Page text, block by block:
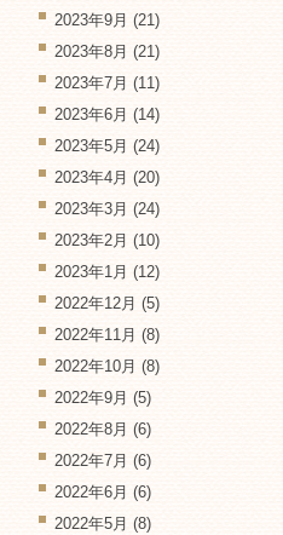
2023年9月 (21)
2023年8月 (21)
2023年7月 (11)
2023年6月 (14)
2023年5月 (24)
2023年4月 (20)
2023年3月 (24)
2023年2月 (10)
2023年1月 (12)
2022年12月 (5)
2022年11月 (8)
2022年10月 (8)
2022年9月 (5)
2022年8月 (6)
2022年7月 (6)
2022年6月 (6)
2022年5月 (8)